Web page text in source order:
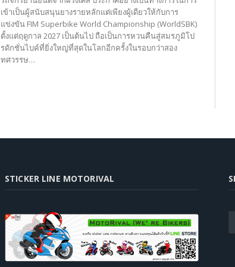
เข้าเป็นผู้สนับสนุนยางรายหลักแต่เพียงผู้เดียวให้กับการ
แข่งขัน FIM Superbike World Championship (WorldSBK)
ตั้งแต่ฤดูกาล 2027 เป็นต้นไป ถือเป็นการหวนคืนสู่สมรภูมิโป
รดักชั่นไบค์ที่ยิ่งใหญ่ที่สุดในโลกอีกครั้งในรอบกว่าสอง
ทศวรรษ…
STICKER LINE MOTORIVAL